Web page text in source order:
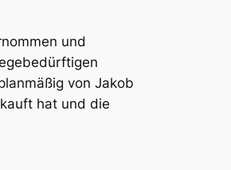
und
von Jakob
hat und die